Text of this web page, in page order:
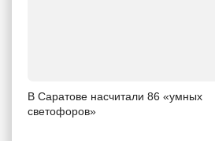
В Саратове насчитали 86 «умных
светофоров»